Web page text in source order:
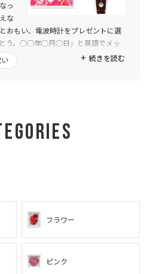
っ
な
おもい、電波時計をプレゼントに選
とう。○○年○月○日」と英語でメッ
誕生日だったこともあり、バレンタ
ました。家族には「１４日に大きな
予想外でしたが(笑)実家のリビング
敵な贈り物ができました。これもト
います。
続きを読む
フラワー
ピンク